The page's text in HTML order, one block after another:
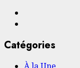
Catégories